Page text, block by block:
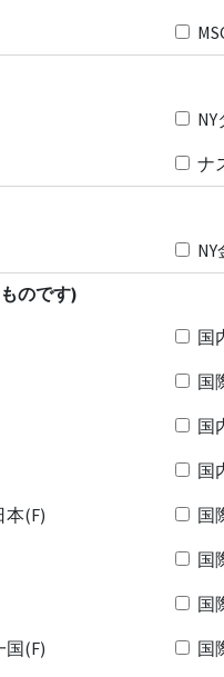
ナ
のです)
国
国
国
国
本(F)
国
国
国
国(F)
国